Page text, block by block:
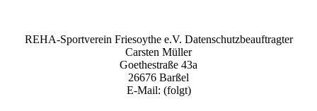
REHA-Sportverein Friesoythe e.V. Datenschutzbeauftragter
Carsten Müller
Goethestraße 43a
26676 Barßel
E-Mail: (folgt)